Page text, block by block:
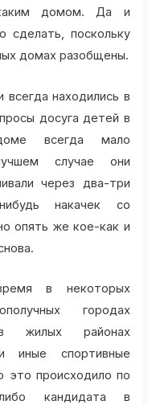
домом. Да и
сделать, поскольку
домах разобщены.
находились в
досуга детей в
всегда мало
случае они
через два-три
накачек со
опять же кое-как и
в некоторых
городах
жилых районах
иные спортивные
это происходило по
либо кандидата в